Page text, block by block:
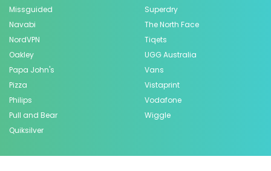
Missguided
Navabi
NordVPN
Oakley
Papa John's
Pizza
Philips
Pull and Bear
Quiksilver
Superdry
The North Face
Tiqets
UGG Australia
Vans
Vistaprint
Vodafone
Wiggle